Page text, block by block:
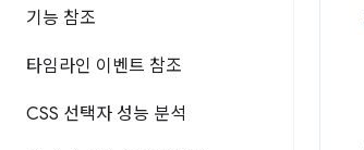
기능 참조
타임라인 이벤트 참조
CSS 선택자 성능 분석